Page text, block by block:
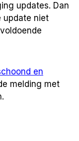
updates. Dan
update niet
en
melding met